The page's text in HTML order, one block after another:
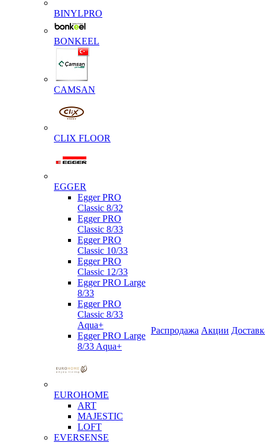
BINYLPRO
BONKEEL
CAMSAN
CLIX FLOOR
EGGER
Egger PRO
Classic 8/32
Egger PRO
Classic 8/33
Egger PRO
Classic 10/33
Egger PRO
Classic 12/33
Egger PRO Large
8/33
Egger PRO
Classic 8/33
Aqua+
Egger PRO Large
8/33 Aqua+
EUROHOME
ART
MAJESTIC
LOFT
EVERSENSE
Распродажа Акции